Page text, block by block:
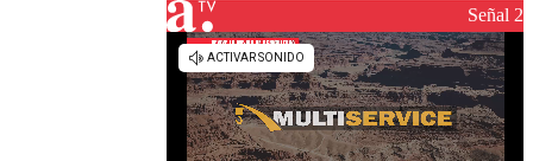
reconstrucciónSeñal 2